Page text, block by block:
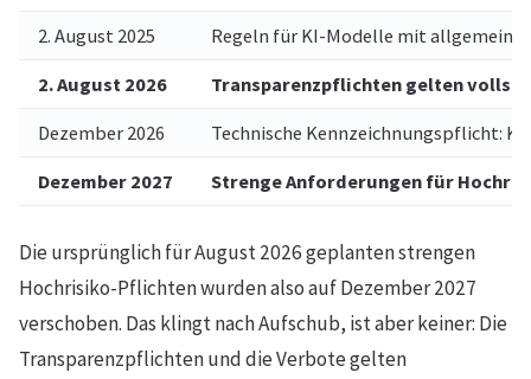
2. August 2025 Regeln für KI-Modelle mit
2. August 2026 Transparenzpflichten gelten
Dezember 2026 Technische Kennzeichnungspflicht:
Dezember 2027 Strenge Anforderungen für
Die ursprünglich für August 2026 geplanten strengen
Hochrisiko-Pflichten wurden also auf Dezember 2027
verschoben. Das klingt nach Aufschub, ist aber keiner: Die
Transparenzpflichten und die Verbote gelten